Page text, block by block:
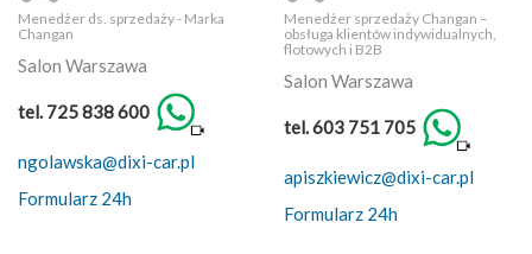
Menedżer ds. sprzedaży - Marka
Changan
Salon Warszawa
tel. 725 838 600
ngolawska@dixi-car.pl
Formularz 24h
Menedżer sprzedaży Changan –
obsługa klientów indywidualnych,
flotowych i B2B
Salon Warszawa
tel. 603 751 705
apiszkiewicz@dixi-car.pl
Formularz 24h